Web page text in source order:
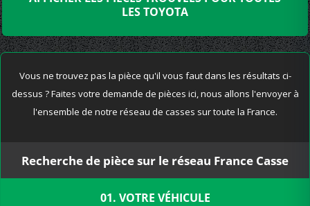
LES TOYOTA
Vous ne trouvez pas la pièce qu'il vous faut dans les résultats ci-
dessus ? Faites votre demande de pièces ici, nous allons l'envoyer à
l'ensemble de notre réseau de casses sur toute la France.
Recherche de pièce sur le réseau France Casse
01. VOTRE VÉHICULE